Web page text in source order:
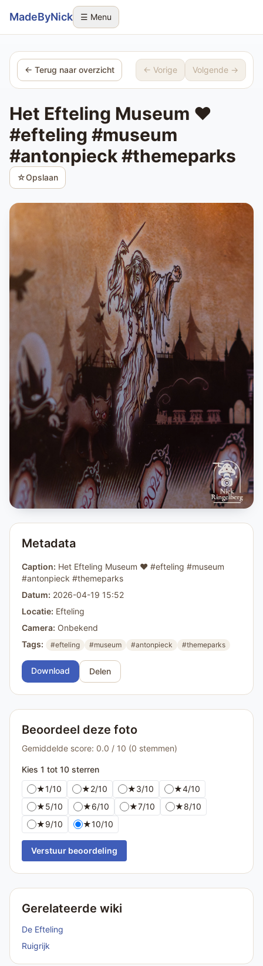
Sla navigatie over
MadeByNick ☰ Menu
← Terug naar overzicht ← Vorige Volgende →
Het Efteling Museum ❤️
#efteling #museum
#antonpieck #themeparks
☆Opslaan
Metadata
Caption: Het Efteling Museum ❤️ #efteling #museum
#antonpieck #themeparks
Datum: 2026-04-19 15:52
Locatie: Efteling
Camera: Onbekend
Tags:
#efteling #museum #antonpieck #themeparks
Download Delen
Beoordeel deze foto
Gemiddelde score: 0.0 / 10 (0 stemmen)
Kies 1 tot 10 sterren
★1/10 ★2/10 ★3/10 ★4/10
★5/10 ★6/10 ★7/10 ★8/10
★9/10 ★10/10
Verstuur beoordeling
Gerelateerde wiki
De Efteling
Ruigrijk